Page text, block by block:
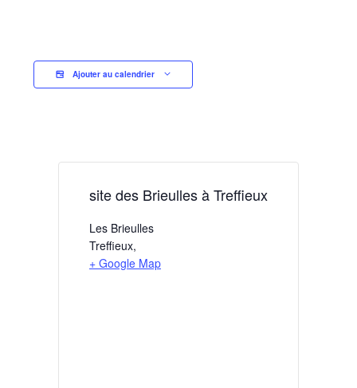
Ajouter au calendrier
site des Brieulles à Treffieux
Les Brieulles
Treffieux,
+ Google Map